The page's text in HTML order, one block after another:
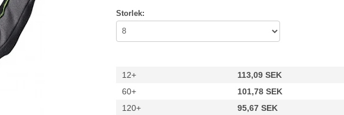
Storlek:
12+
113,09 SEK
60+
101,78 SEK
120+
95,67 SEK